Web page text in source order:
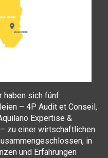
haben sich fünf
– 4P Audit et Conseil,
Expertise &
zu einer wirtschaftlichen
in
und Erfahrungen